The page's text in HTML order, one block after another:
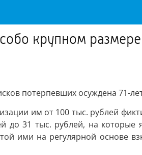
крупном размере
потерпевших осуждена 71-
им от 100 тыс. рублей
до 31 тыс. рублей, на
ими на регулярной основе